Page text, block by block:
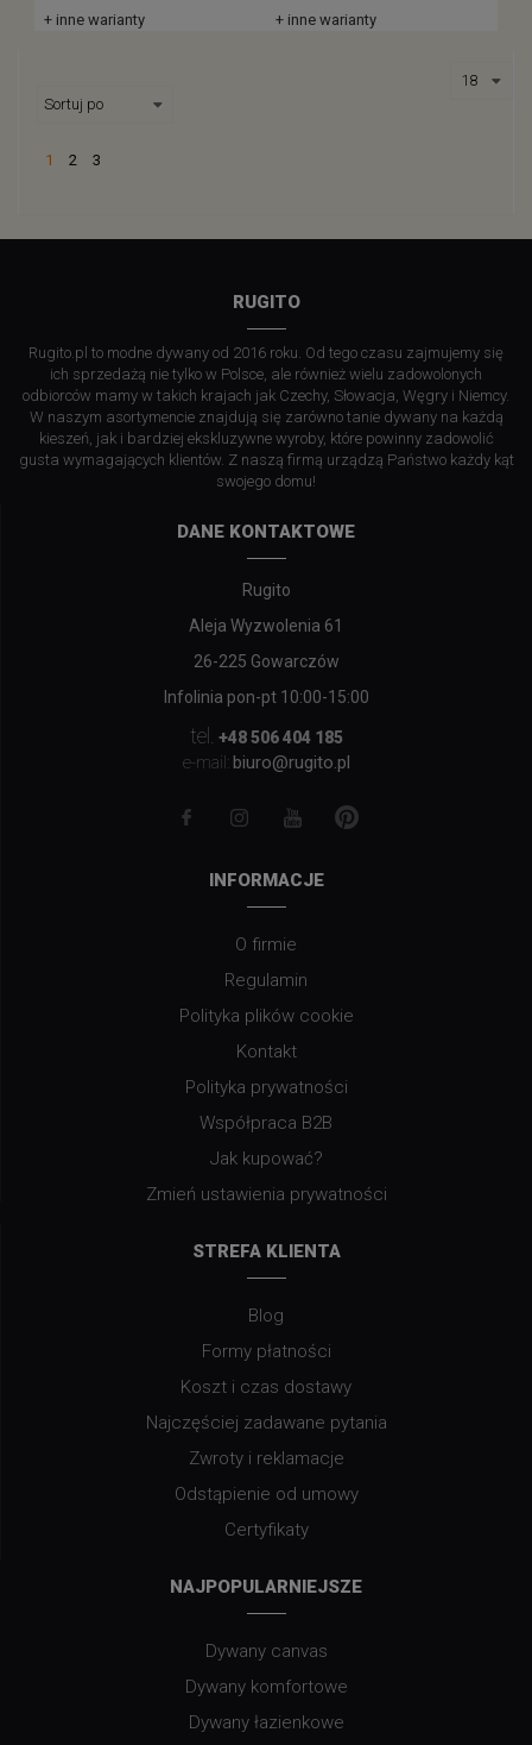
+ inne warianty + inne warianty
1 2 3
RUGITO
Rugito.pl to modne dywany od 2016 roku. Od tego czasu zajmujemy się
ich sprzedażą nie tylko w Polsce, ale również wielu zadowolonych
odbiorców mamy w takich krajach jak Czechy, Słowacja, Węgry i Niemcy.
W naszym asortymencie znajdują się zarówno tanie dywany na każdą
kieszeń, jak i bardziej ekskluzywne wyroby, które powinny zadowolić
gusta wymagających klientów. Z naszą firmą urządzą Państwo każdy kąt
swojego domu!
DANE KONTAKTOWE
Rugito
Aleja Wyzwolenia 61
26-225 Gowarczów
Infolinia pon-pt 10:00-15:00
tel.
+48 506 404 185
e-mail: biuro@rugito.pl
INFORMACJE
O firmie
Regulamin
Polityka plików cookie
Kontakt
Polityka prywatności
Współpraca B2B
Jak kupować?
Zmień ustawienia prywatności
STREFA KLIENTA
Blog
Formy płatności
Koszt i czas dostawy
Najczęściej zadawane pytania
Zwroty i reklamacje
Odstąpienie od umowy
Certyfikaty
NAJPOPULARNIEJSZE
Dywany canvas
Dywany komfortowe
Dywany łazienkowe